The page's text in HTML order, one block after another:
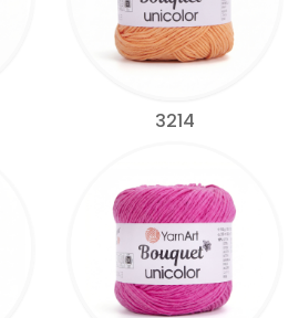
3214